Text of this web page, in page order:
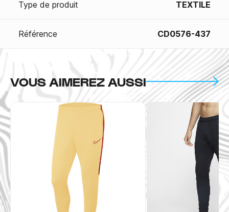
Type de produit TEXTILE
Référence CD0576-437
VOUS AIMEREZ AUSSI